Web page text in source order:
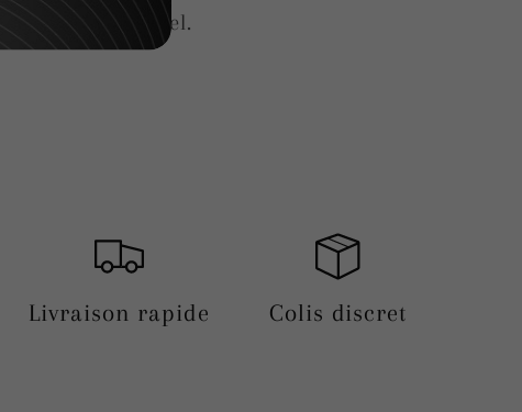
de ce jeu sensuel.
Livraison rapide Colis discret